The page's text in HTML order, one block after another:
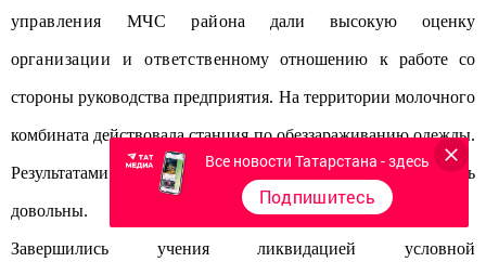
управления МЧС района дали высокую оценку
организации и ответственному отношению к работе со
стороны руководства предприятия. На территории молочного
комбината действовала станция по обеззараживанию одежды.
Результатами увиденного МЧСовцы также остались
довольны.
Завершились учения ликвидацией условной
Все новости Татарстана - здесь
Подпишитесь